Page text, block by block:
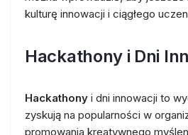
kulturę innowacji i ciągłego
Hackathony i Dni
Hackathony i dni innowacji to
zyskują na popularności w
promowania kreatywnego